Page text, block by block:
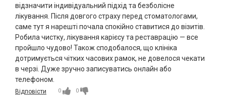
відзначити індивідуальний підхід та безболісне
лікування. Після довгого страху перед стоматологами,
саме тут я нарешті почала спокійно ставитися до візитів.
Робила чистку, лікування карієсу та реставрацію — все
пройшло чудово! Також сподобалося, що клініка
дотримується чітких часових рамок, не довелося чекати
в черзі. Дуже зручно записуватись онлайн або
телефоном.
Відповісти 0 0